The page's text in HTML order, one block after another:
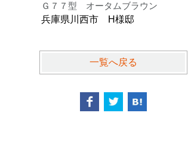
Ｇ７７型 オータムブラウン
兵庫県川西市 H様邸
一覧へ戻る